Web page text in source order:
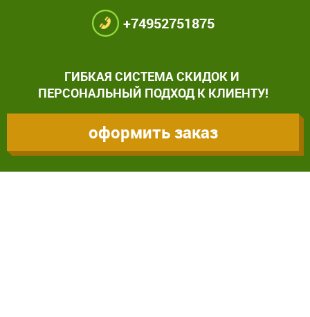
+74952751875
ГИБКАЯ СИСТЕМА СКИДОК И
ПЕРСОНАЛЬНЫЙ ПОДХОД К КЛИЕНТУ!
оформить заказ